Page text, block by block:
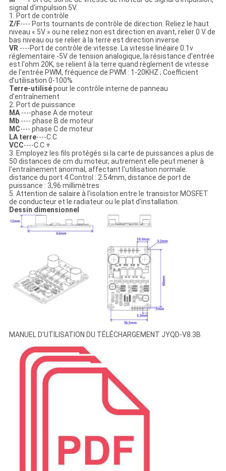
signal d'impulsion 5V.
1. Port de contrôle
Z/F---- Ports tournants de contrôle de direction. Reliez le haut
niveau « 5V » ou ne reliez non est direction en avant, relier 0 V de
bas niveau ou se relier à la terre est direction inverse.
VR----Port de contrôle de vitesse. La vitesse linéaire 0.1v
réglementaire -5V de tension analogique, la résistance d'entrée
est l'ohm 20K, se relient à la terre quand règlement de vitesse
de l'entrée PWM, fréquence de PWM : 1-20KHZ ; Coefficient
d'utilisation 0-100%
Terre-utilisépour le contrôle interne de panneau
d'entraînement
2. Port de puissance
MA----phase A de moteur
Mb---- phase B de moteur
MC---- phase C de moteur
LA terre----C.C
VCC----C.C +
3. Employez les fils protégés si la carte de puissances a plus de
50 distances de cm du moteur, autrement elle peut mener à
l'entraînement anormal, affectant l'utilisation normale.
distance du port 4.Control : 2.54mm, distance de port de
puissance : 3,96 millimètres
5. Attention de salaire à l'isolation entre le transistor MOSFET
de conducteur et le radiateur ou le plat d'installation.
Dessin dimensionnel
MANUEL D'UTILISATION DU TÉLÉCHARGEMENT JYQD-V8.3B